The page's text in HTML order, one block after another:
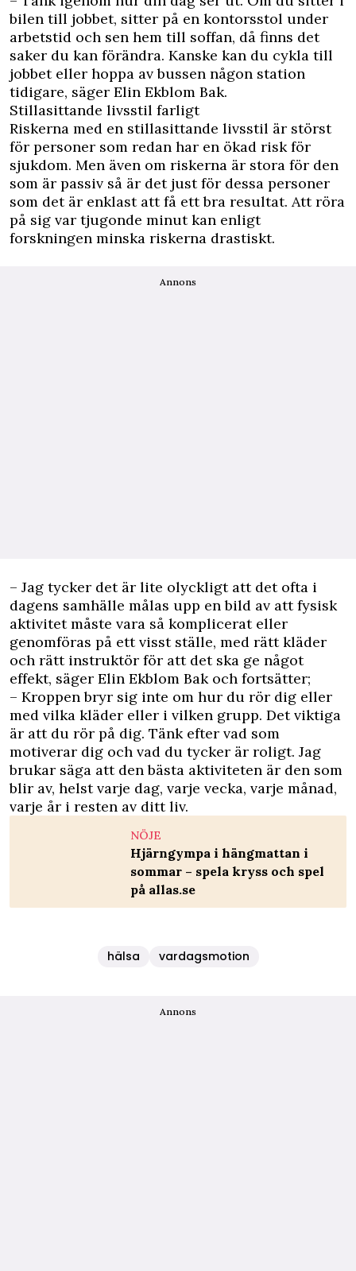
bilen till jobbet, sitter på en kontorsstol under
arbetstid och sen hem till soffan, då finns det
saker du kan förändra. Kanske kan du cykla till
jobbet eller hoppa av bussen någon station
tidigare, säger Elin Ekblom Bak.
Stillasittande livsstil farligt
Riskerna med en stillasittande livsstil är störst
för personer som redan har en ökad risk för
sjukdom. Men även om riskerna är stora för den
som är passiv så är det just för dessa personer
som det är enklast att få ett bra resultat. Att röra
på sig var tjugonde minut kan enligt
forskningen minska riskerna drastiskt.
Annons
– Jag tycker det är lite olyckligt att det ofta i
dagens samhälle målas upp en bild av att fysisk
aktivitet måste vara så komplicerat eller
genomföras på ett visst ställe, med rätt kläder
och rätt instruktör för att det ska ge något
effekt, säger Elin Ekblom Bak och fortsätter;
– Kroppen bryr sig inte om hur du rör dig eller
med vilka kläder eller i vilken grupp. Det viktiga
är att du rör på dig. Tänk efter vad som
motiverar dig och vad du tycker är roligt. Jag
brukar säga att den bästa aktiviteten är den som
blir av, helst varje dag, varje vecka, varje månad,
varje år i resten av ditt liv.
NÖJE
Hjärngympa i hängmattan i
sommar – spela kryss och spel
på allas.se
hälsa vardagsmotion
Annons